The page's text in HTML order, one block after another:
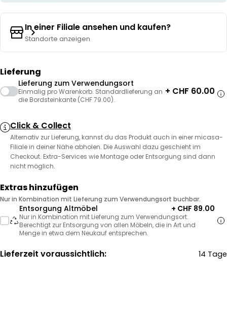
In einer Filiale ansehen und kaufen?
Standorte anzeigen
Lieferung
Lieferung zum Verwendungsort
Einmalig pro Warenkorb. Standardlieferung an
die Bordsteinkante (CHF 79.00).
+ CHF 60.00
Click & Collect
Alternativ zur Lieferung, kannst du das Produkt auch in einer micasa-
Filiale in deiner Nähe abholen. Die Auswahl dazu geschieht im
Checkout. Extra-Services wie Montage oder Entsorgung sind dann
nicht möglich.
Extras hinzufügen
Nur in Kombination mit Lieferung zum Verwendungsort buchbar.
Entsorgung Altmöbel + CHF 89.00
Nur in Kombination mit Lieferung zum Verwendungsort.
Berechtigt zur Entsorgung von allen Möbeln, die in Art und
Menge in etwa dem Neukauf entsprechen.
Lieferzeit voraussichtlich: 14 Tage